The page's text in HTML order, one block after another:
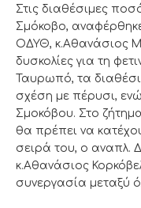
Στις διαθέσιμες
Σμόκοβο,
ΟΔΥΘ, κ.Αθανάσιος
δυσκολίες για τη
Ταυρωπό, τα
σχέση με πέρυσι,
Σμοκόβου. Στο
θα πρέπει να
σειρά του, ο αναπλ.
κ.Αθανάσιος
συνεργασία μεταξύ